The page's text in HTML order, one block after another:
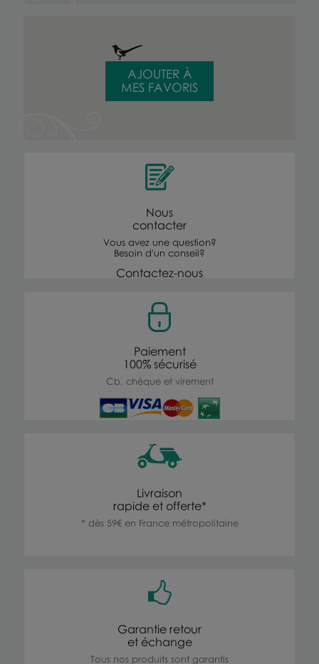
AJOUTER À
MES FAVORIS
Nous
contacter
Vous avez une question?
Besoin d'un conseil?
Contactez-nous
Paiement
100% sécurisé
Cb, chèque et virement
Livraison
rapide et offerte*
* dès 59€ en France métropolitaine
Garantie retour
et échange
Tous nos produits sont garantis